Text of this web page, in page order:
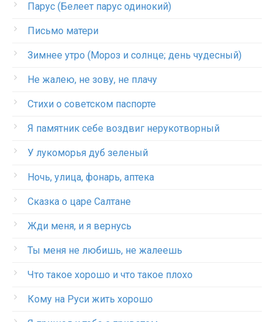
Парус (Белеет парус одинокий)
Письмо матери
Зимнее утро (Мороз и солнце; день чудесный)
Не жалею, не зову, не плачу
Стихи о советском паспорте
Я памятник себе воздвиг нерукотворный
У лукоморья дуб зеленый
Ночь, улица, фонарь, аптека
Сказка о царе Салтане
Жди меня, и я вернусь
Ты меня не любишь, не жалеешь
Что такое хорошо и что такое плохо
Кому на Руси жить хорошо